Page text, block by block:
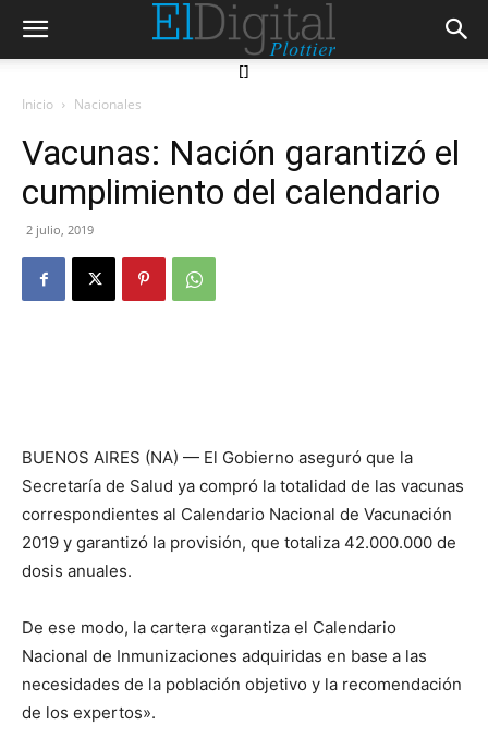
[]
Inicio Nacionales
Vacunas: Nación garantizó el
cumplimiento del calendario
2 julio, 2019
BUENOS AIRES (NA) — El Gobierno aseguró que la
Secretaría de Salud ya compró la totalidad de las vacunas
correspondientes al Calendario Nacional de Vacunación
2019 y garantizó la provisión, que totaliza 42.000.000 de
dosis anuales.
De ese modo, la cartera «garantiza el Calendario
Nacional de Inmunizaciones adquiridas en base a las
necesidades de la población objetivo y la recomendación
de los expertos».